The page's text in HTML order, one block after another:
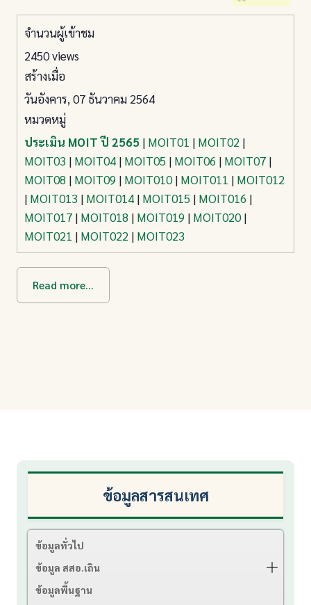
จำนวนผู้เข้าชม
2450 views
สร้างเมื่อ
วันอังคาร, 07 ธันวาคม 2564
หมวดหมู่
ประเมิน MOIT ปี 2565 | MOIT01 | MOIT02 |
MOIT03 | MOIT04 | MOIT05 | MOIT06 | MOIT07 |
MOIT08 | MOIT09 | MOIT010| MOIT011 | MOIT012
| MOIT013 | MOIT014 | MOIT015 | MOIT016 |
MOIT017 | MOIT018 | MOIT019 | MOIT020|
MOIT021 | MOIT022 | MOIT023
Read more...
ข้อมูลสารสนเทศ
ข้อมูลทั่วไป
ข้อมูล สสอ.เถิน
ข้อมูลพื้นฐาน